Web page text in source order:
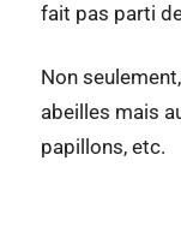
fait pas parti
Non
abeilles mais
papillons, etc.